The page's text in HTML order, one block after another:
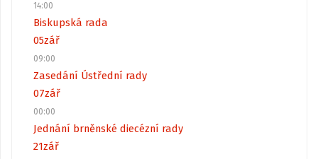
14:00
Biskupská rada
05zář
09:00
Zasedání Ústřední rady
07zář
00:00
Jednání brněnské diecézní rady
21zář